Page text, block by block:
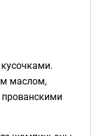
маслом,